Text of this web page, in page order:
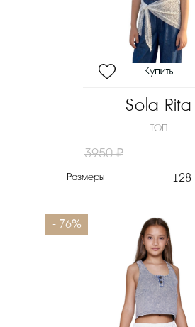
Sola Rita
ТОП
3950 ₽
Размеры 128
- 76%